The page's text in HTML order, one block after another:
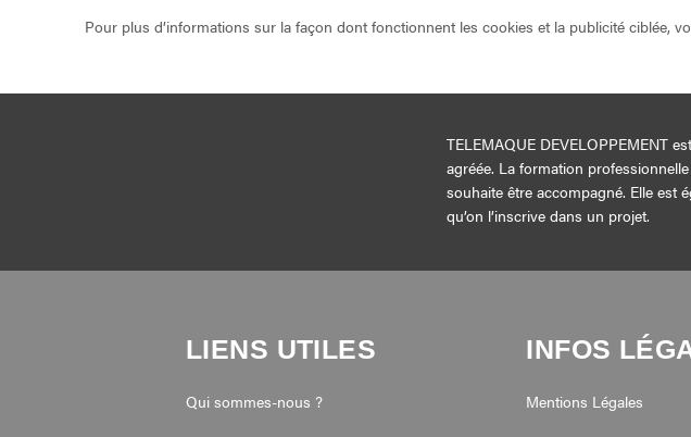
Pour plus d’informations sur la façon dont fonctionnent les cookies et la publicité ciblée,
TELEMAQUE DEVELOPPEMENT
agréée. La formation
souhaite être accompagné. Elle est
qu’on l’inscrive dans un projet.
LIENS UTILES
Qui sommes-nous ?
INFOS
Mentions Légales